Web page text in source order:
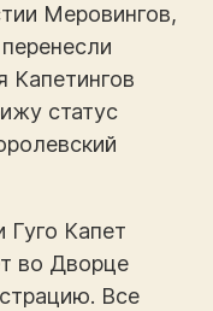
Меровингов,
Капетингов
статус
Гуго Капет
во Дворце
Все